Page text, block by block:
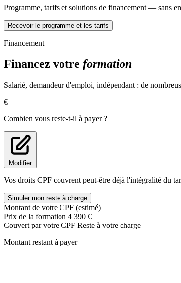
Créer un site web avec HTML, CSS et le
S'initier à la programmation avec Javascript
Développer des sites web dynamiques avec PHP
La création de contenu
Piloter la production de contenus digitaux
Créer des logos et des illustrations avec
Créer des logos et des illustrations avec Illustrator
Créer du contenu vidéo
Développez vos SoftSkills
Prise de parole en public
Compétences relationnelles
Communiquer et animer efficacement
Programme, tarifs et solutions de financement — sans
Recevoir le programme et les tarifs
Financement
Financez votre formation
Salarié, demandeur d'emploi, indépendant : de
€
Combien vous reste-t-il à payer ?
Modifier
Vos droits CPF couvrent peut-être déjà l'intégralité du
Simuler mon reste à charge
Montant de votre CPF (estimé)
Prix de la formation 4 390 €
Couvert par votre CPF Reste à votre charge
Montant restant à payer